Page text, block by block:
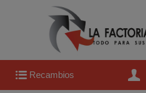
Recambios